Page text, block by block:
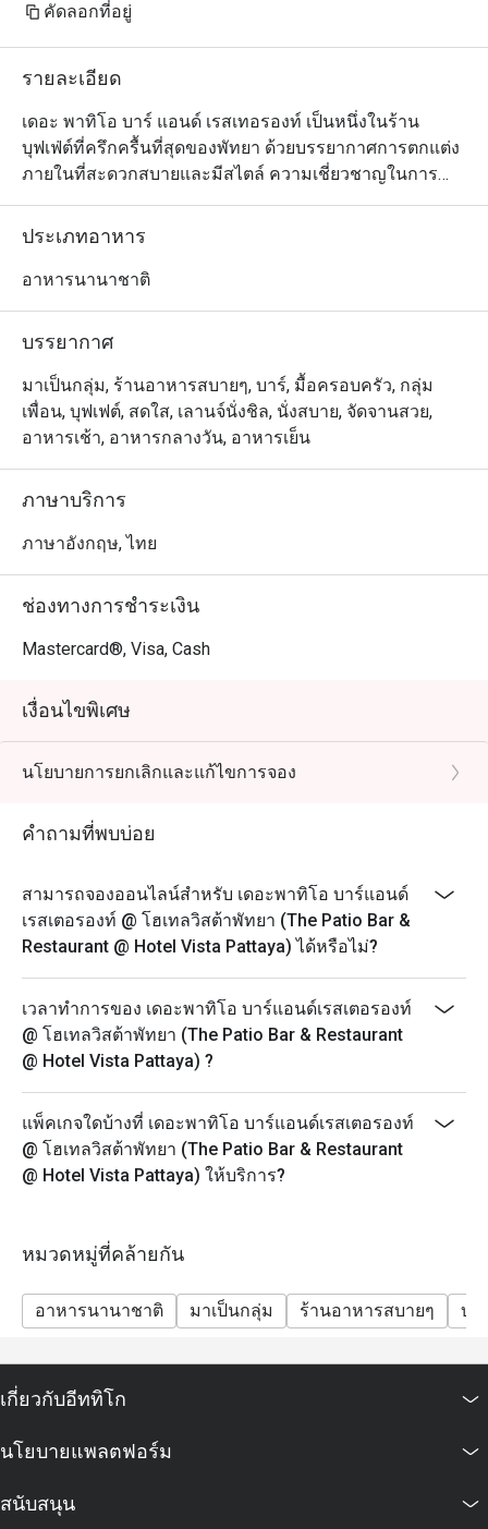
คัดลอกที่อยู่
รายละเอียด
เดอะ พาทิโอ บาร์ แอนด์ เรสเทอรองท์ เป็นหนึ่งในร้าน
บุฟเฟ่ต์ที่ครึกครื้นที่สุดของพัทยา ด้วยบรรยากาศการตกแต่ง
ภายในที่สะดวกสบายและมีสไตล์ ความเชี่ยวชาญในการ
ปรุงอาหาร และวิธีการในการนำเสนอความอร่อยทั้งเมนู
สไตล์ยุโรปและอาหารไทย อีกทั้งรายการเครื่องดื่มที่มีให้
ประทานอีกหลากหลายชนิด และพร้อมบริการลูกค้าด้วย
ประเภทอาหาร
อาหารนานาชาติ
บรรยากาศ
มาเป็นกลุ่ม, ร้านอาหารสบายๆ, บาร์, มื้อครอบครัว, กลุ่ม
เพื่อน, บุฟเฟต์, สดใส, เลานจ์นั่งชิล, นั่งสบาย, จัดจานสวย,
อาหารเช้า, อาหารกลางวัน, อาหารเย็น
ภาษาบริการ
ภาษาอังกฤษ, ไทย
ช่องทางการชำระเงิน
Mastercard®, Visa, Cash
เงื่อนไขพิเศษ
นโยบายการยกเลิกและแก้ไขการจอง
คำถามที่พบบ่อย
สามารถจองออนไลน์สำหรับ เดอะพาทิโอ บาร์แอนด์
เรสเตอรองท์ @ โฮเทลวิสต้าพัทยา (The Patio Bar &
Restaurant @ Hotel Vista Pattaya) ได้หรือไม่?
เวลาทำการของ เดอะพาทิโอ บาร์แอนด์เรสเตอรองท์
@ โฮเทลวิสต้าพัทยา (The Patio Bar & Restaurant
@ Hotel Vista Pattaya) ?
แพ็คเกจใดบ้างที่ เดอะพาทิโอ บาร์แอนด์เรสเตอรองท์
@ โฮเทลวิสต้าพัทยา (The Patio Bar & Restaurant
@ Hotel Vista Pattaya) ให้บริการ?
หมวดหมู่ที่คล้ายกัน
อาหารนานาชาติ มาเป็นกลุ่ม ร้านอาหารสบายๆ บา
เกี่ยวกับอีททิโก
นโยบายแพลตฟอร์ม
สนับสนุน